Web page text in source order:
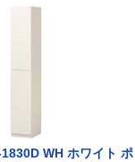
WH ホワイト ポ